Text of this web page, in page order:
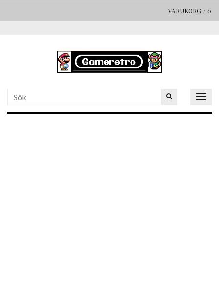
VARUKORG / 0